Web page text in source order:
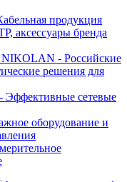
продукция
аксессуары бренда
- Российские
решения для
сетевые
оборудование и